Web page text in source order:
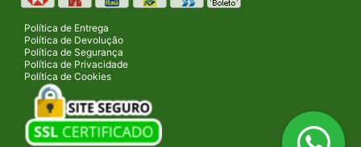
Política de Entrega
Política de Devolução
Política de Segurança
Política de Privacidade
Política de Cookies